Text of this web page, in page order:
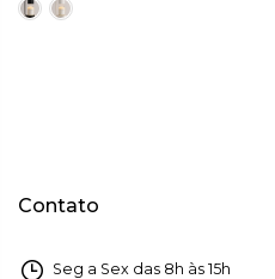
Contato
Seg a Sex das 8h às 15h